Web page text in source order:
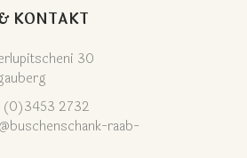
KONTAKT
30
(0)3453 2732
raab-